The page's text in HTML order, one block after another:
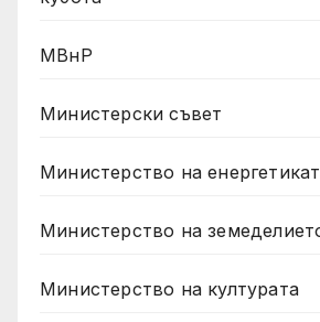
МВнР
Министерски съвет
Министерство на
Министерство на
Министерство на културата